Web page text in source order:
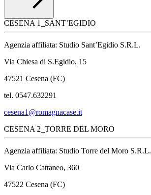
CESENA 1_SANT’EGIDIO
Agenzia affiliata: Studio Sant’Egidio S.R.L.
Via Chiesa di S.Egidio, 15
47521 Cesena (FC)
tel. 0547.632291
cesena1@romagnacase.it
CESENA 2_TORRE DEL MORO
Agenzia affiliata: Studio Torre del Moro S.R.L.
Via Carlo Cattaneo, 360
47522 Cesena (FC)